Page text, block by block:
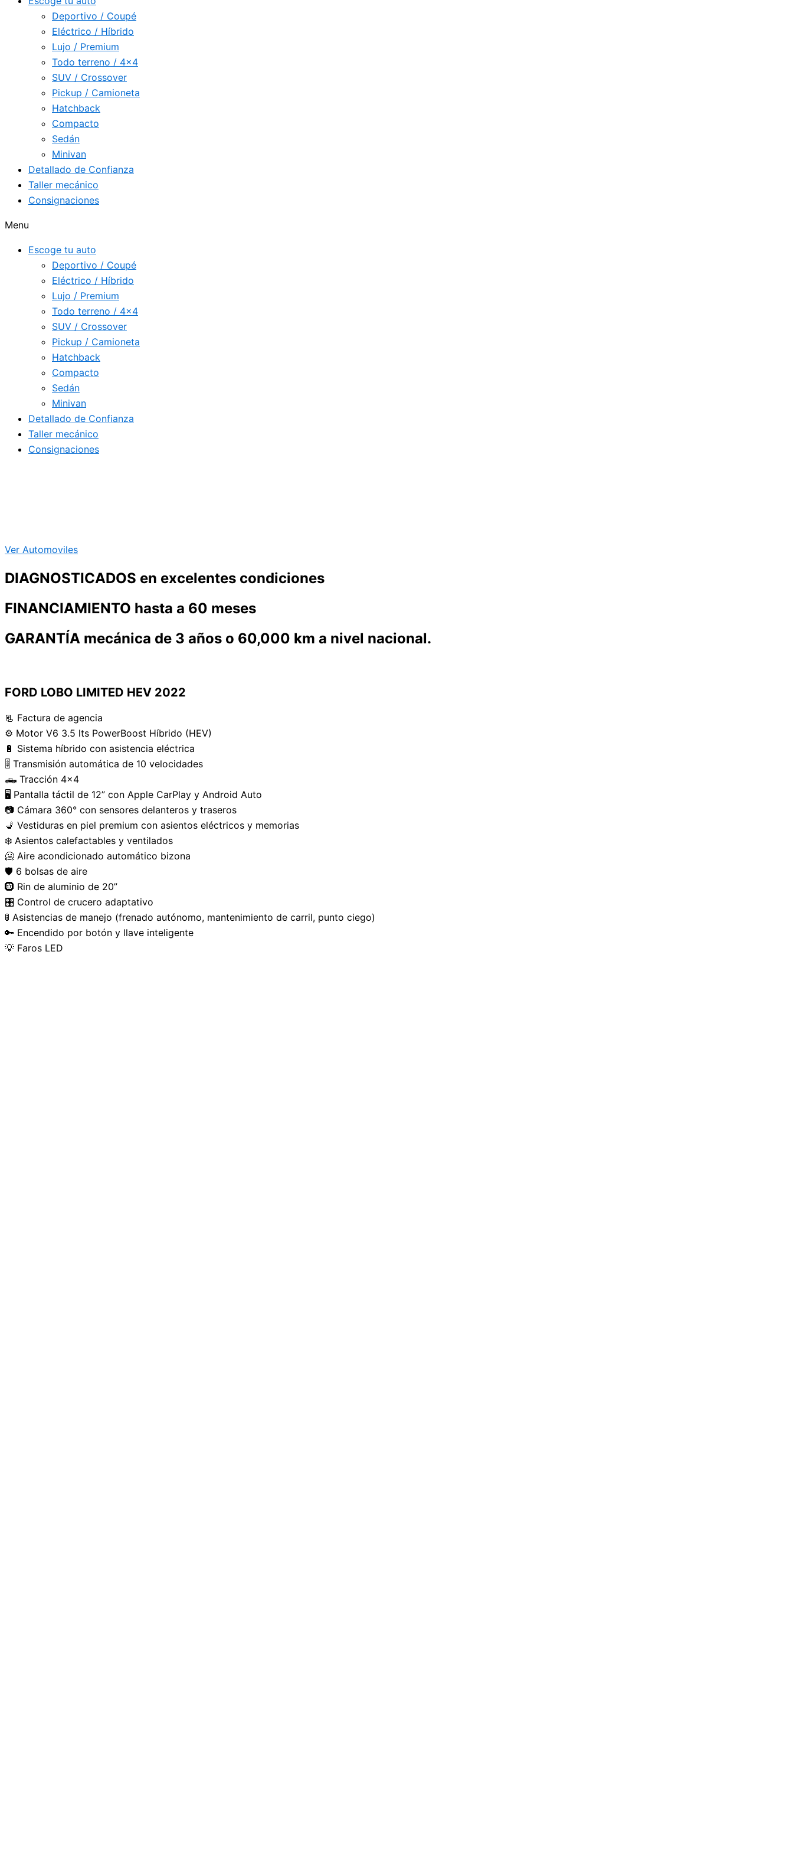
Deportivo / Coupé
Eléctrico / Híbrido
Lujo / Premium
Todo terreno / 4×4
SUV / Crossover
Pickup / Camioneta
Hatchback
Compacto
Sedán
Minivan
Detallado de Confianza
Taller mecánico
Consignaciones
Menu
Escoge tu auto
Deportivo / Coupé
Eléctrico / Híbrido
Lujo / Premium
Todo terreno / 4×4
SUV / Crossover
Pickup / Camioneta
Hatchback
Compacto
Sedán
Minivan
Detallado de Confianza
Taller mecánico
Consignaciones
Ver Automoviles
DIAGNOSTICADOS en excelentes condiciones
FINANCIAMIENTO hasta a 60 meses
GARANTÍA mecánica de 3 años o 60,000 km a nivel nacional.
FORD LOBO LIMITED HEV 2022
📃 Factura de agencia
⚙️ Motor V6 3.5 lts PowerBoost Híbrido (HEV)
🔋 Sistema híbrido con asistencia eléctrica
🎚️ Transmisión automática de 10 velocidades
🛻 Tracción 4×4
🖥️ Pantalla táctil de 12” con Apple CarPlay y Android Auto
📷 Cámara 360° con sensores delanteros y traseros
💺 Vestiduras en piel premium con asientos eléctricos y memorias
❄️ Asientos calefactables y ventilados
🥶 Aire acondicionado automático bizona
🛡️ 6 bolsas de aire
🛞 Rin de aluminio de 20”
🎛️ Control de crucero adaptativo
🚦 Asistencias de manejo (frenado autónomo, mantenimiento de carril, punto ciego)
🔑 Encendido por botón y llave inteligente
💡 Faros LED